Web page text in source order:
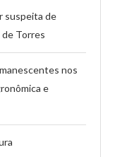
suspeita de
Torres
nos
e